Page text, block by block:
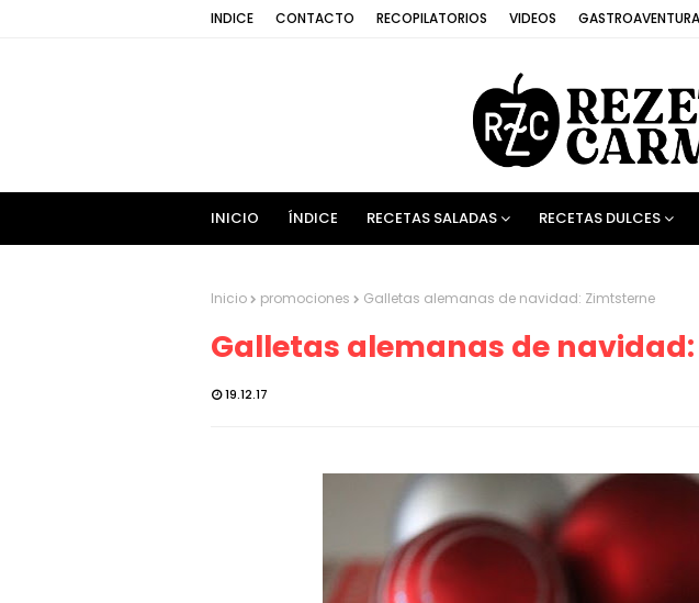
INDICE CONTACTO RECOPILATORIOS VIDEOS
INICIO ÍNDICE RECETAS SALADAS RECETAS DULCES
Inicio promociones Galletas alemanas de navidad: Zimtsterne
Galletas alemanas de
19.12.17